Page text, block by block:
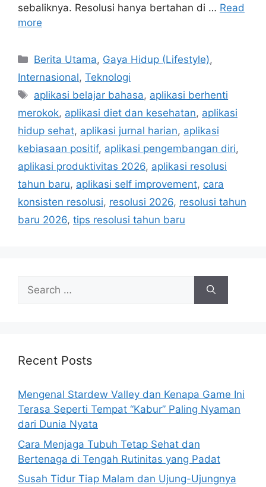
sebaliknya. Resolusi hanya bertahan di … Read
more
C
a
e
g
o
r
i
s
Berita Utama, Gaya Hidup (Lifestyle),
Internasional, Teknologi
T
a
s
aplikasi belajar bahasa, aplikasi berhenti
merokok, aplikasi diet dan kesehatan, aplikasi
hidup sehat, aplikasi jurnal harian, aplikasi
kebiasaan positif, aplikasi pengembangan diri,
aplikasi produktivitas 2026, aplikasi resolusi
tahun baru, aplikasi self improvement, cara
konsisten resolusi, resolusi 2026, resolusi tahun
baru 2026, tips resolusi tahun baru
h
r
:
Recent Posts
Mengenal Stardew Valley dan Kenapa Game Ini
Terasa Seperti Tempat “Kabur” Paling Nyaman
dari Dunia Nyata
Cara Menjaga Tubuh Tetap Sehat dan
Bertenaga di Tengah Rutinitas yang Padat
Susah Tidur Tiap Malam dan Ujung-Ujungnya